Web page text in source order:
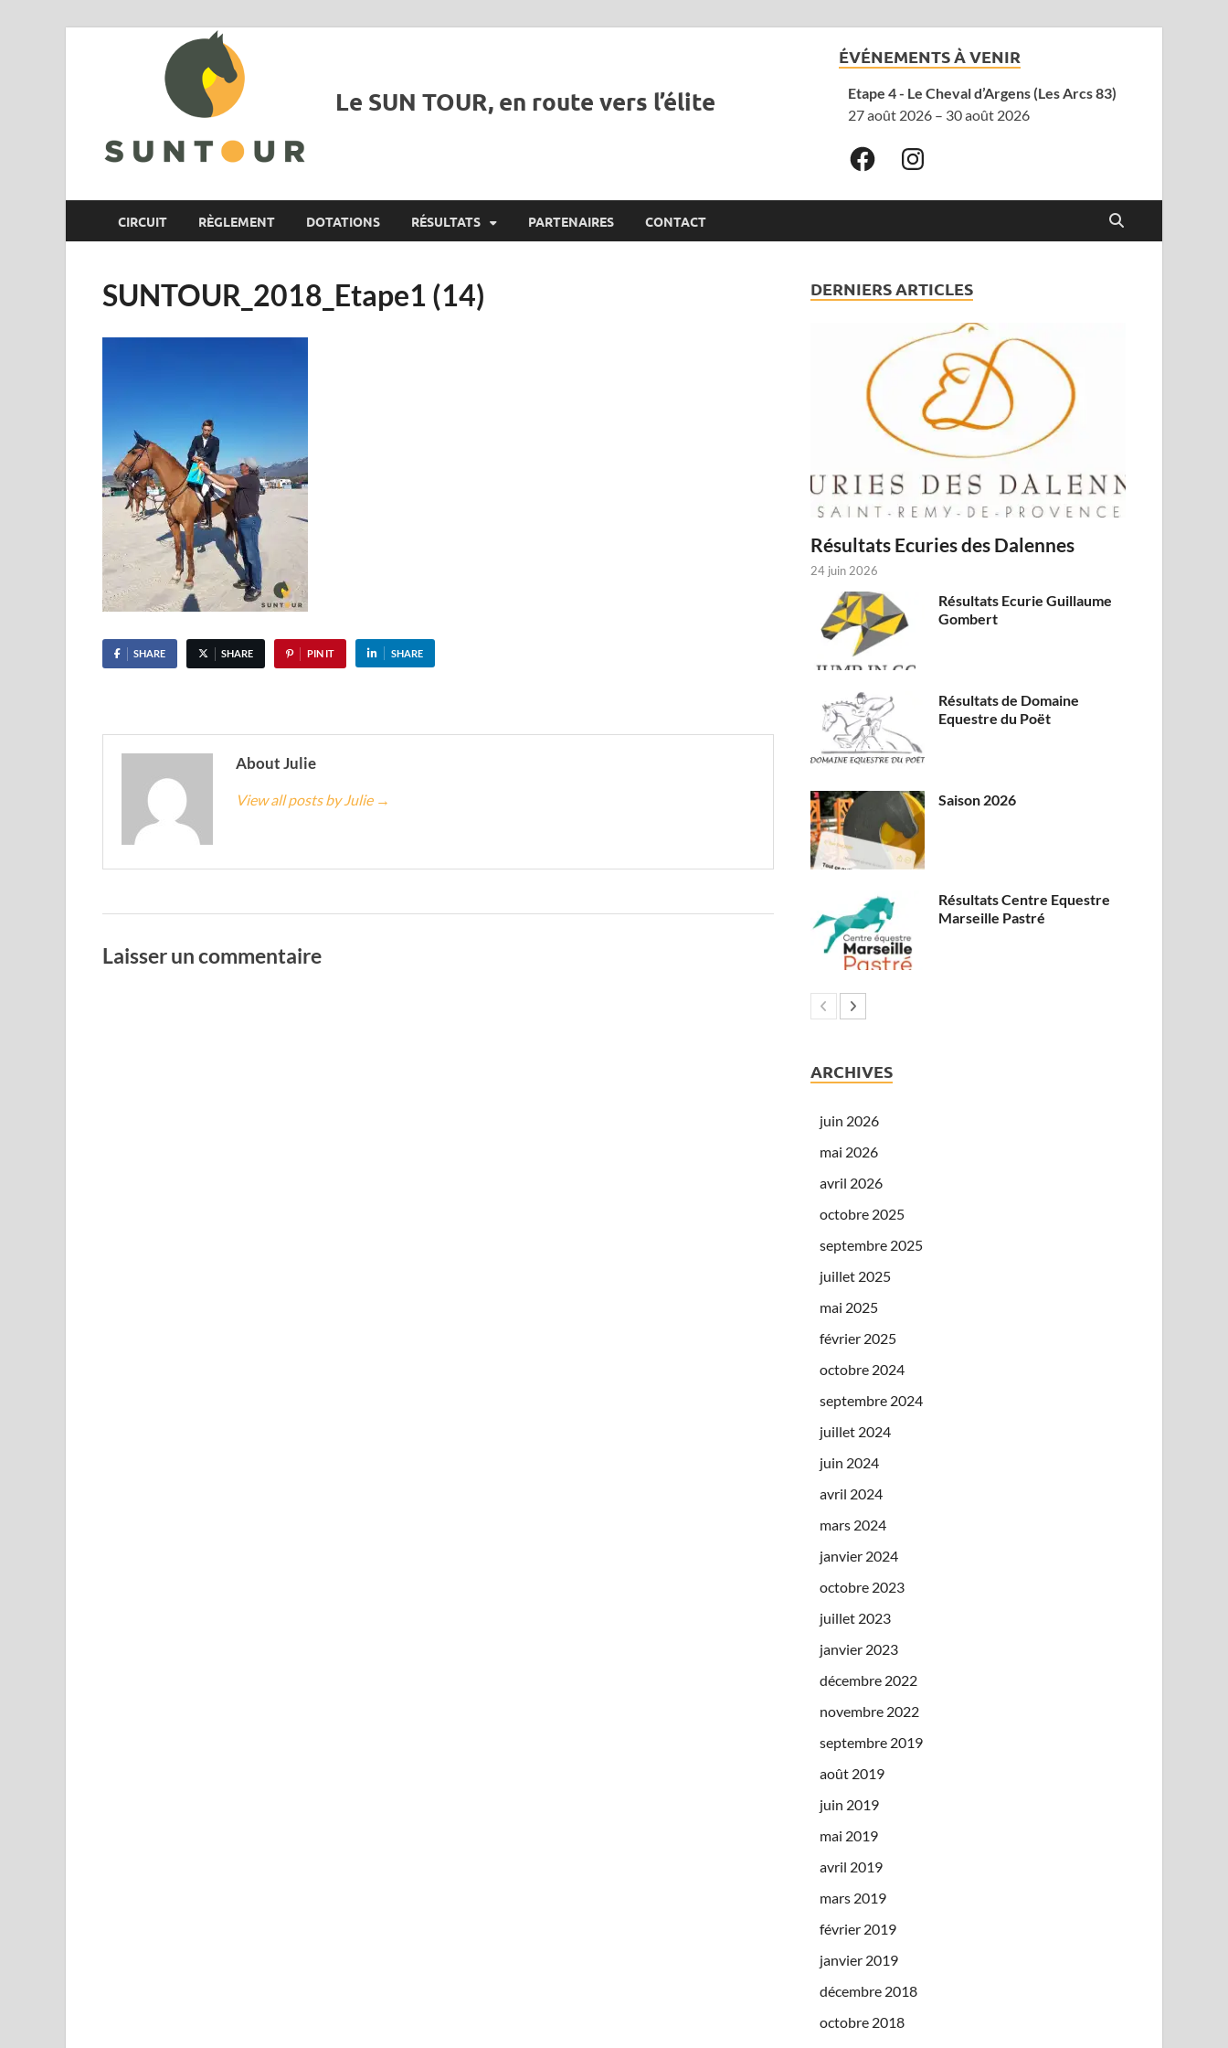
Le SUN TOUR, en route vers l’élite
ÉVÉNEMENTS À VENIR
Etape 4 - Le Cheval d’Argens (Les Arcs 83)
27 août 2026 – 30 août 2026
CIRCUIT RÈGLEMENT DOTATIONS RÉSULTATS PARTENAIRES CONTACT
SUNTOUR_2018_Etape1 (14)
SHARE SHARE PIN IT SHARE
About Julie
View all posts by Julie →
Laisser un commentaire
DERNIERS ARTICLES
Résultats Ecuries des Dalennes
24 juin 2026
Résultats Ecurie Guillaume
Gombert
Résultats de Domaine
Equestre du Poët
Saison 2026
Résultats Centre Equestre
Marseille Pastré
ARCHIVES
juin 2026
mai 2026
avril 2026
octobre 2025
septembre 2025
juillet 2025
mai 2025
février 2025
octobre 2024
septembre 2024
juillet 2024
juin 2024
avril 2024
mars 2024
janvier 2024
octobre 2023
juillet 2023
janvier 2023
décembre 2022
novembre 2022
septembre 2019
août 2019
juin 2019
mai 2019
avril 2019
mars 2019
février 2019
janvier 2019
décembre 2018
octobre 2018